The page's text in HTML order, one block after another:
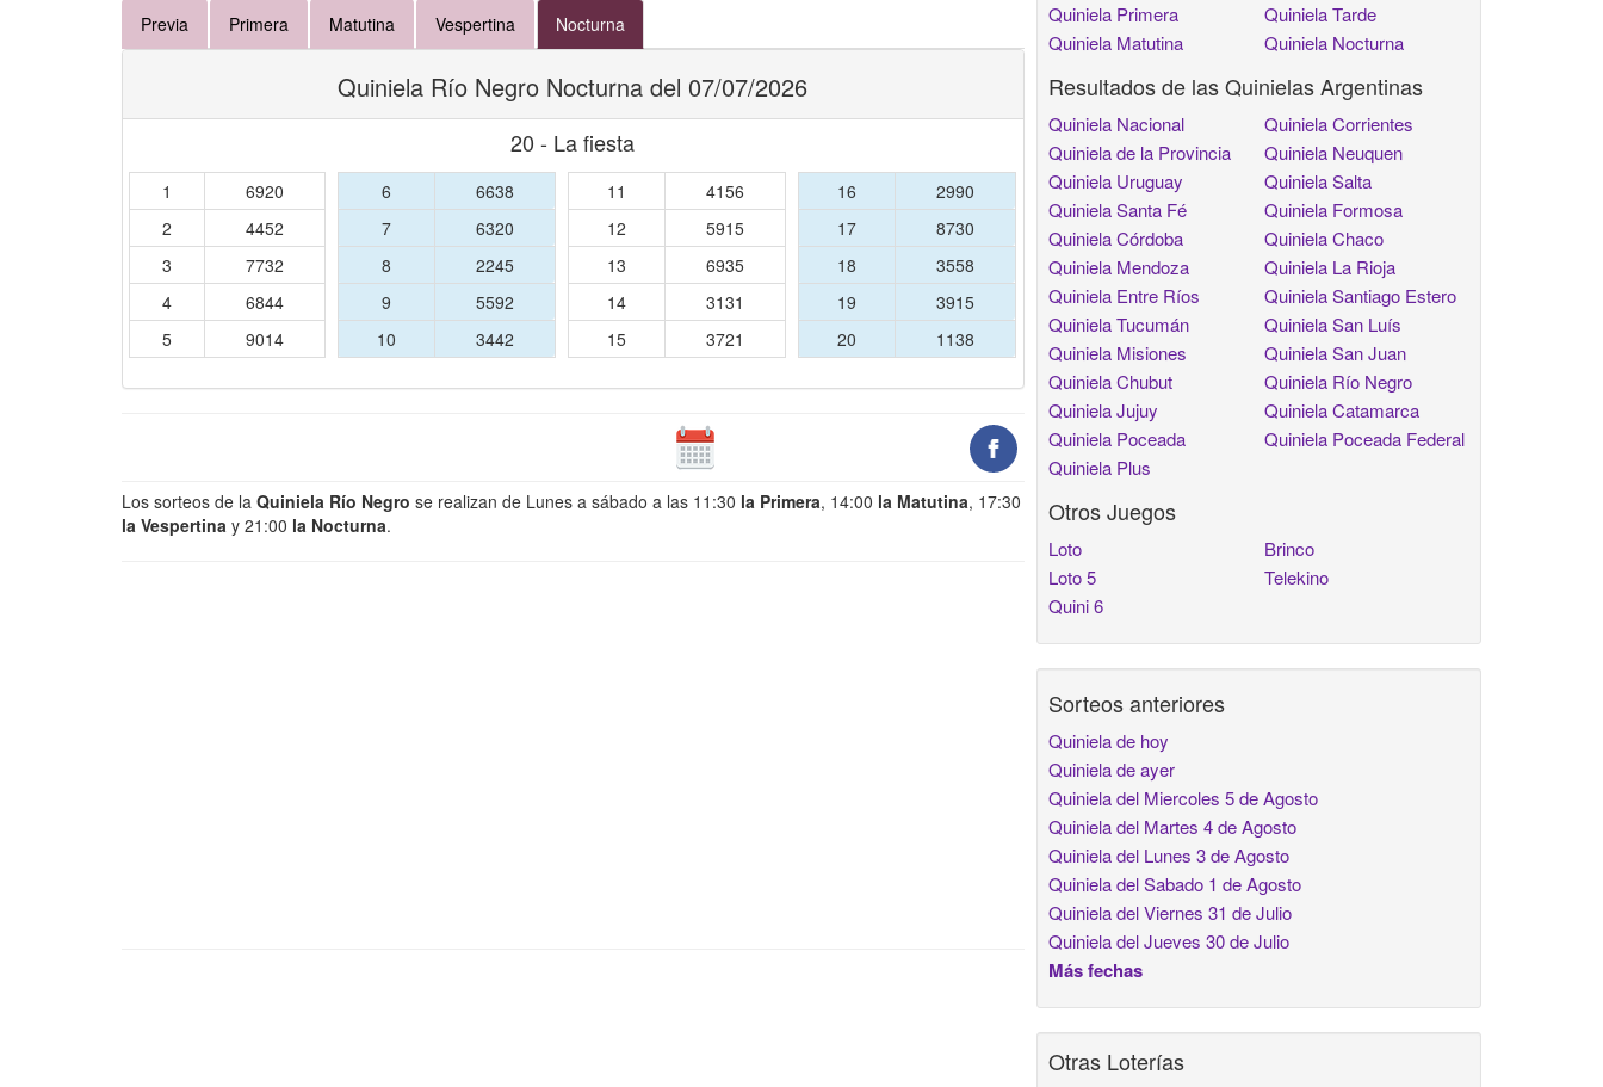
Previa Primera Matutina Vespertina Nocturna
Quiniela Río Negro Nocturna del 07/07/2026
20 - La fiesta
1
6920
2
4452
3
7732
4
6844
5
9014
6
6638
7
6320
8
2245
9
5592
10
3442
11
4156
12
5915
13
6935
14
3131
15
3721
16
2990
17
8730
18
3558
19
3915
20
1138
Los sorteos de la Quiniela Río Negro se realizan de Lunes a sábado a las 11:30 la Primera, 14:00 la Matutina, 17:30
la Vespertina y 21:00 la Nocturna.
Quiniela Primera
Quiniela Matutina
Quiniela Tarde
Quiniela Nocturna
Resultados de las Quinielas Argentinas
Quiniela Nacional
Quiniela de la Provincia
Quiniela Uruguay
Quiniela Santa Fé
Quiniela Córdoba
Quiniela Mendoza
Quiniela Entre Ríos
Quiniela Tucumán
Quiniela Misiones
Quiniela Chubut
Quiniela Jujuy
Quiniela Poceada
Quiniela Plus
Quiniela Corrientes
Quiniela Neuquen
Quiniela Salta
Quiniela Formosa
Quiniela Chaco
Quiniela La Rioja
Quiniela Santiago Estero
Quiniela San Luís
Quiniela San Juan
Quiniela Río Negro
Quiniela Catamarca
Quiniela Poceada Federal
Otros Juegos
Loto
Loto 5
Quini 6
Brinco
Telekino
Sorteos anteriores
Quiniela de hoy
Quiniela de ayer
Quiniela del Miercoles 5 de Agosto
Quiniela del Martes 4 de Agosto
Quiniela del Lunes 3 de Agosto
Quiniela del Sabado 1 de Agosto
Quiniela del Viernes 31 de Julio
Quiniela del Jueves 30 de Julio
Más fechas
Otras Loterías